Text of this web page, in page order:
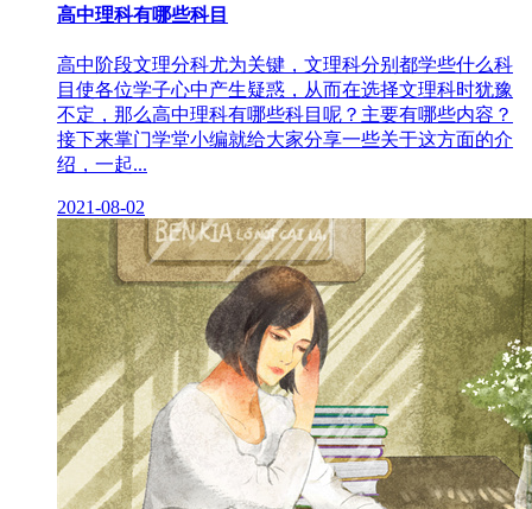
高中理科有哪些科目
高中阶段文理分科尤为关键，文理科分别都学些什么科
目使各位学子心中产生疑惑，从而在选择文理科时犹豫
不定，那么高中理科有哪些科目呢？主要有哪些内容？
接下来掌门学堂小编就给大家分享一些关于这方面的介
绍，一起...
2021-08-02